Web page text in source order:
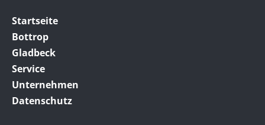
Startseite
Bottrop
Gladbeck
Service
Unternehmen
Datenschutz